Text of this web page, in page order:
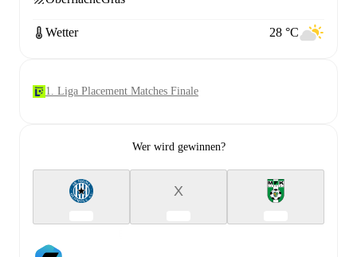
Wetter 28 °C
1. Liga Placement Matches Finale
Wer wird gewinnen?
X